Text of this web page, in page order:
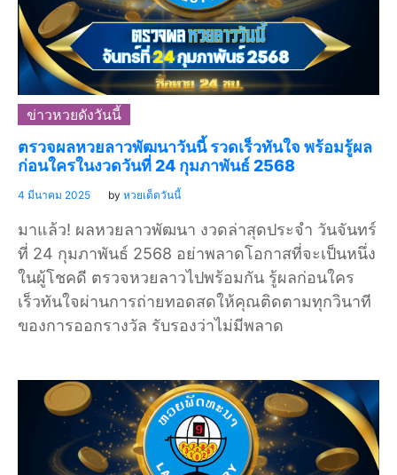
ข่าวหวยดังวันนี้
ตรวจผลหวยลาวพัฒนาวันนี้ รวดเร็วทันใจ พร้อมรู้ผล
ก่อนใครในงวดวันที่ 24 กุมภาพันธ์ 2568
4 มีนาคม 2025 by หวยเด็ดวันนี้
มาแล้ว! ผลหวยลาวพัฒนา งวดล่าสุดประจำ วันจันทร์
ที่ 24 กุมภาพันธ์ 2568 อย่าพลาดโอกาสที่จะเป็นหนึ่ง
ในผู้โชคดี ตรวจหวยลาวไปพร้อมกัน รู้ผลก่อนใคร
เร็วทันใจผ่านการถ่ายทอดสดให้คุณติดตามทุกวินาที
ของการออกรางวัล รับรองว่าไม่มีพลาด